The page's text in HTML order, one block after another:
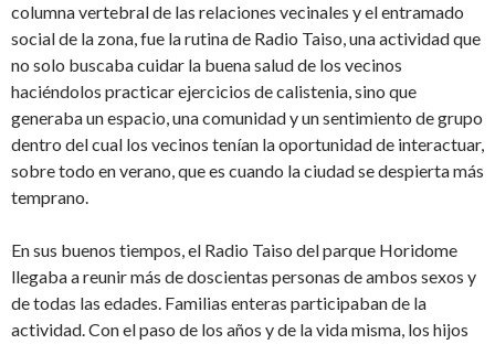
columna vertebral de las relaciones vecinales y el entramado
social de la zona, fue la rutina de Radio Taiso, una actividad que
no solo buscaba cuidar la buena salud de los vecinos
haciéndolos practicar ejercicios de calistenia, sino que
generaba un espacio, una comunidad y un sentimiento de grupo
dentro del cual los vecinos tenían la oportunidad de interactuar,
sobre todo en verano, que es cuando la ciudad se despierta más
temprano.
En sus buenos tiempos, el Radio Taiso del parque Horidome
llegaba a reunir más de doscientas personas de ambos sexos y
de todas las edades. Familias enteras participaban de la
actividad. Con el paso de los años y de la vida misma, los hijos